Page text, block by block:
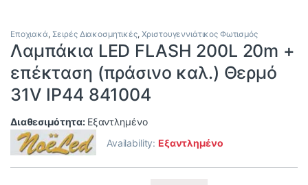
Εποχιακά, Σειρές Διακοσμητικές, Χριστουγεννιάτικος Φωτισμός
Λαμπάκια LED FLASH 200L 20m +
επέκταση (πράσινο καλ.) Θερμό
31V IP44 841004
Διαθεσιμότητα: Εξαντλημένο
Availability:Εξαντλημένο